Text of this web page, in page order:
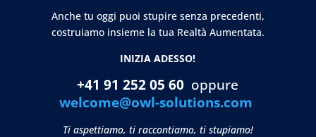
Anche tu oggi puoi stupire senza precedenti,
costruiamo insieme la tua Realtà Aumentata.
INIZIA ADESSO!
+41 91 252 05 60 oppure
welcome@owl-solutions.com
Ti aspettiamo, ti raccontiamo, ti stupiamo!